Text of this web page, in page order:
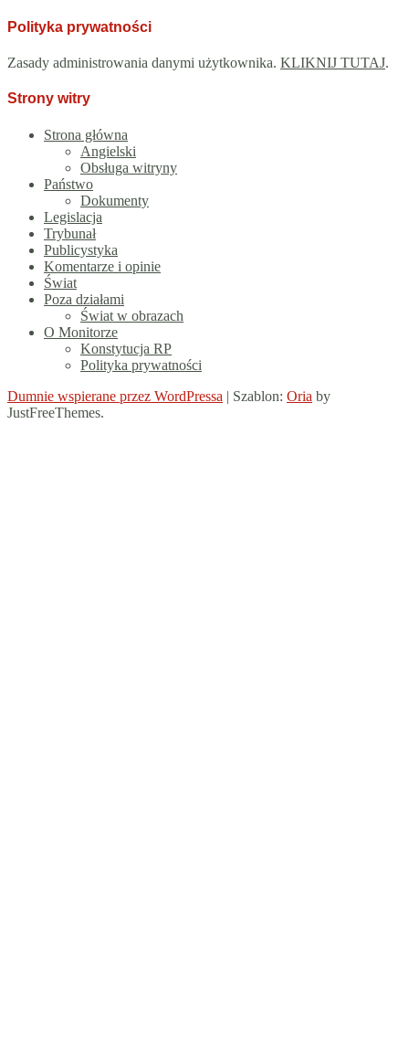
Polityka prywatności
Zasady administrowania danymi użytkownika. KLIKNIJ TUTAJ.
Strony witry
Strona główna
Angielski
Obsługa witryny
Państwo
Dokumenty
Legislacja
Trybunał
Publicystyka
Komentarze i opinie
Świat
Poza działami
Świat w obrazach
O Monitorze
Konstytucja RP
Polityka prywatności
Dumnie wspierane przez WordPressa | Szablon: Oria by
JustFreeThemes.